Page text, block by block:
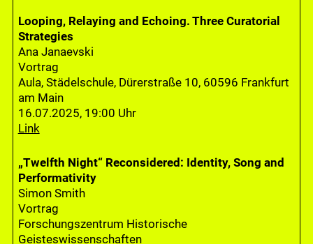
Looping, Relaying and Echoing. Three Curatorial
Strategies
Ana Janaevski
Vortrag
Aula, Städelschule, Dürerstraße 10, 60596 Frankfurt
am Main
16.07.2025, 19:00 Uhr
Link
„Twelfth Night“ Reconsidered: Identity, Song and
Performativity
Simon Smith
Vortrag
Forschungszentrum Historische
Geisteswissenschaften